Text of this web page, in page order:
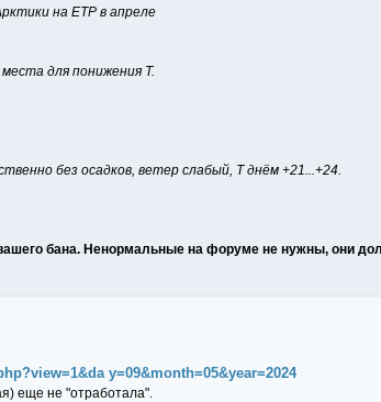
на ЕТР в апреле
для понижения Т.
без осадков, ветер слабый, Т днём +21...+24.
бана. Ненормальные на форуме не нужны, они
y=09&month=05&year=2024
еще не "отработала".